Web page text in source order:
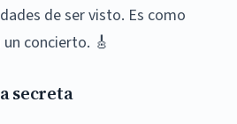
de ser visto. Es como
concierto. 🎸
secreta